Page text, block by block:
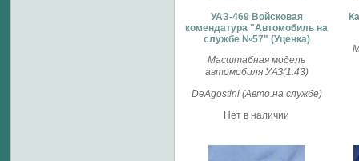
УАЗ-469 Войсковая
комендатура "Автомобиль на
службе №57" (Уценка)
Масштабная модель
автомобиля УАЗ(1:43)
DeAgostini (Авто.на службе)
Нет в наличии